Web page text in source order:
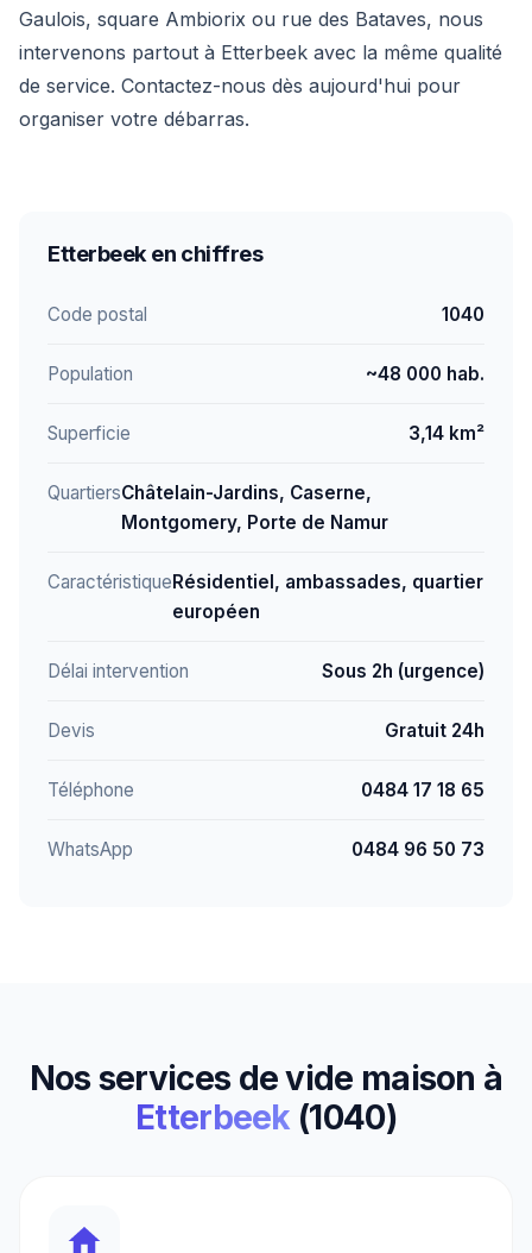
Gaulois, square Ambiorix ou rue des Bataves, nous
intervenons partout à Etterbeek avec la même qualité
de service. Contactez-nous dès aujourd'hui pour
organiser votre débarras.
Etterbeek en chiffres
Code postal 1040
Population ~48 000 hab.
Superficie 3,14 km²
QuartiersChâtelain-Jardins, Caserne,
Montgomery, Porte de Namur
CaractéristiqueRésidentiel, ambassades, quartier
européen
Délai intervention Sous 2h (urgence)
Devis Gratuit 24h
Téléphone 0484 17 18 65
WhatsApp 0484 96 50 73
Nos services de vide maison à
Etterbeek (1040)